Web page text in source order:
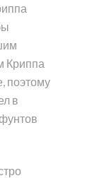
Криппа
поэтому
в